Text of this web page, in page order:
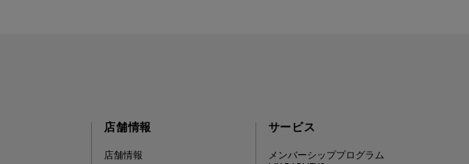
店舗情報
店舗情報
サービス
メンバーシッププログラム